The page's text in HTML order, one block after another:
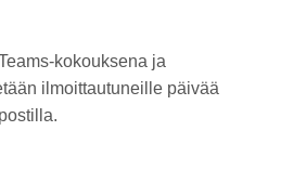
kokouksena ja
ilmoittautuneille päivää